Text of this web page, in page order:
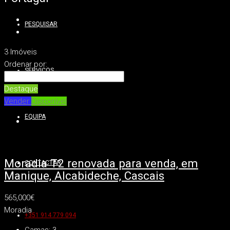
PESQUISAR
SERVIÇOS
EQUIPA
CONTACTAR
+351 914 779 094
3 Imóveis
Ordenar por:
Destaque
Vender Disponível
Moradia T2 renovada para venda, em
Manique, Alcabideche, Cascais
565,000€
Moradia